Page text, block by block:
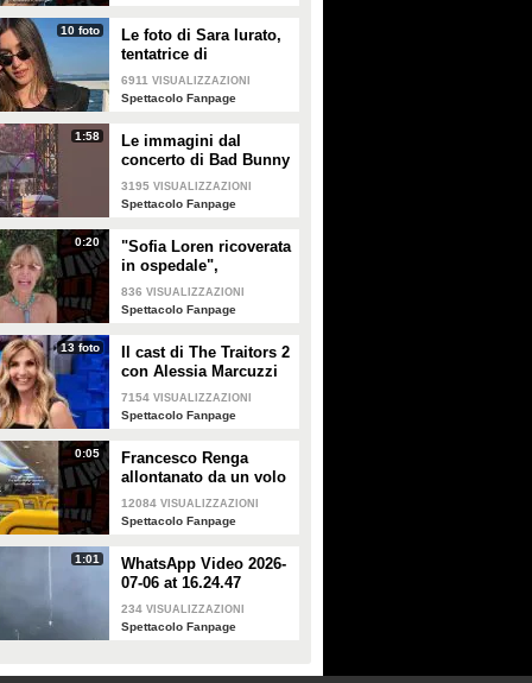
10 foto
Le foto di Sara Iurato,
tentatrice di
Temptation Island 2026
6911 VISUALIZZAZIONI
Spettacolo Fanpage
1:58
Le immagini dal
concerto di Bad Bunny
a Milano
3195 VISUALIZZAZIONI
Spettacolo Fanpage
0:20
"Sofia Loren ricoverata
in ospedale",
Alessandra Mussolini
smentisce: "È serena e
836 VISUALIZZAZIONI
Spettacolo Fanpage
13 foto
Il cast di The Traitors 2
con Alessia Marcuzzi
7154 VISUALIZZAZIONI
Spettacolo Fanpage
0:05
Francesco Renga
allontanato da un volo
Ryanair dopo una
discussione con gli
12084 VISUALIZZAZIONI
Spettacolo Fanpage
1:01
WhatsApp Video 2026-
07-06 at 16.24.47
234 VISUALIZZAZIONI
Spettacolo Fanpage